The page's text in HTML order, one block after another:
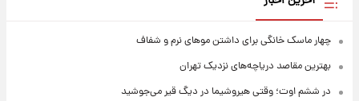
چهار ماسک خانگی برای داشتن موهای نرم و شفاف
بهترین مقاصد دریاچه‌های نزدیک تهران
در ششم اوت؛ وقتی هیروشیما در دیگ قیر می‌جوشید